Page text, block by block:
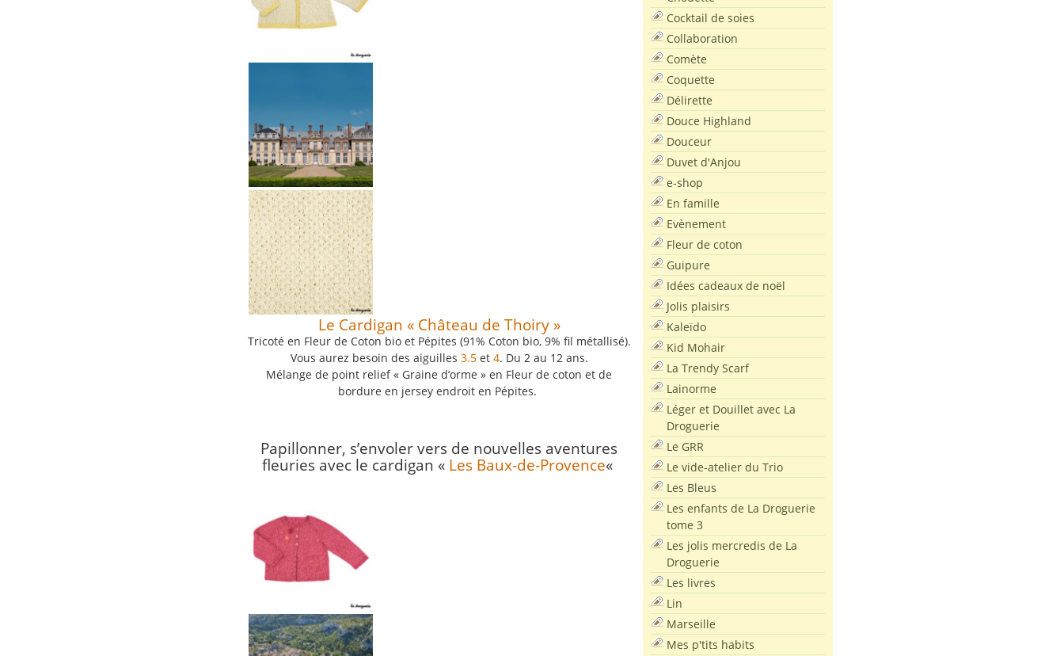
Le Cardigan « Château de Thoiry »
Tricoté en Fleur de Coton bio et Pépites (91% Coton bio, 9% fil métallisé).
Vous aurez besoin des aiguilles 3.5et 4. Du 2 au 12 ans.
Mélange de point relief « Graine d’orme » en Fleur de coton et de
bordure en jersey endroit en Pépites.
Papillonner, s’envoler vers de nouvelles aventures
fleuries avec le cardigan « Les Baux-de-Provence«
Cocktail de soies
Collaboration
Comète
Coquette
Délirette
Douce Highland
Douceur
Duvet d'Anjou
e-shop
En famille
Evènement
Fleur de coton
Guipure
Idées cadeaux de noël
Jolis plaisirs
Kaleïdo
Kid Mohair
La Trendy Scarf
Lainorme
Léger et Douillet avec La
Droguerie
Le GRR
Le vide-atelier du Trio
Les Bleus
Les enfants de La Droguerie
tome 3
Les jolis mercredis de La
Droguerie
Les livres
Lin
Marseille
Mes p'tits habits